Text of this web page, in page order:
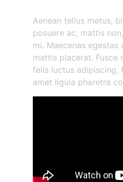
Aenean tellus metus,
posuere ac, mattis
mi. Maecenas egestas
mattis placerat. Fusce
felis luctus adipiscing.
amet ligula pharetra